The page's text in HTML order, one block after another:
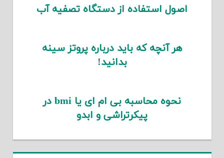
اصول استفاده از دستگاه تصفیه آب
هر آنچه که باید درباره پروتز سینه
بدانید!
نحوه محاسبه بی ام ای یا bmi در
پیکرتراشی و ابدو